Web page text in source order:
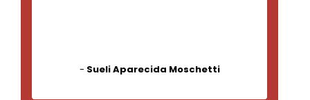
- Sueli Aparecida Moschetti